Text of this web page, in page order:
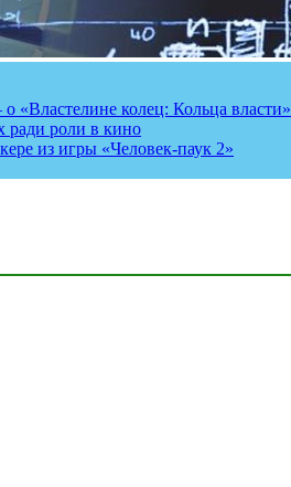
колец: Кольца власти»
ради роли в кино
из игры «Человек-паук 2»